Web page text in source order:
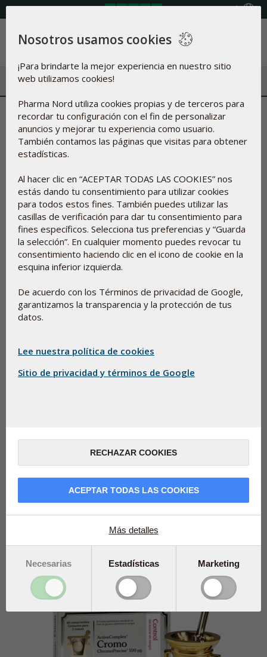
Menú
ActiveComplex Q10 Gold 100mg
El producto de Q10 utilizado en el estudio Q-Symbio, y en
Association).
Más información
90+30 cáps.
Añadir a la cesta
Nosotros usamos cookies
¡Para brindarte la mejor experiencia en nuestro sitio
web utilizamos cookies!
Pharma Nord utiliza cookies propias y de terceros para
recordar tu configuración con el fin de personalizar
anuncios y mejorar tu experiencia como usuario.
También contamos las páginas que visitas para obtener
estadísticas.
Al hacer clic en “ACEPTAR TODAS LAS COOKIES” nos
estás dando tu consentimiento para utilizar cookies
para todos estos fines. También puedes utilizar las
casillas de verificación para dar tu consentimiento para
fines específicos. Selecciona tus preferencias y “Guarda
la selección”. En cualquier momento puedes revocar tu
consentimiento haciendo clic en el icono de cookie en la
esquina inferior izquierda.
De acuerdo con los Términos de privacidad de Google,
garantizamos la transparencia y la protección de tus
datos.
Lee nuestra política de cookies
Sitio de privacidad y términos de Google
RECHAZAR COOKIES
ACEPTAR TODAS LAS COOKIES
Más detalles
Necesarias Estadísticas Marketing